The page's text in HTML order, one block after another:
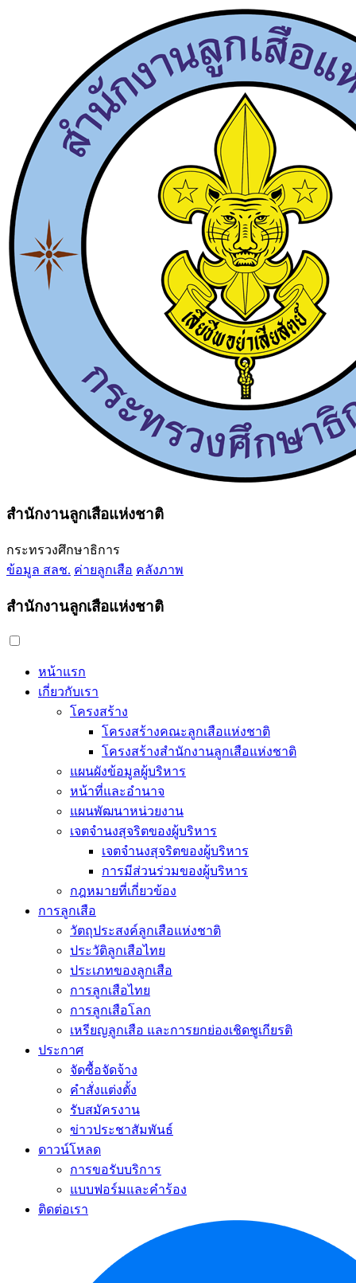
สำนักงานลูกเสือแห่งชาติ
กระทรวงศึกษาธิการ
ข้อมูล สลช. ค่ายลูกเสือ คลังภาพ
สำนักงานลูกเสือแห่งชาติ
หน้าแรก
เกี่ยวกับเรา
โครงสร้าง
โครงสร้างคณะลูกเสือแห่งชาติ
โครงสร้างสำนักงานลูกเสือแห่งชาติ
แผนผังข้อมูลผู้บริหาร
หน้าที่และอำนาจ
แผนพัฒนาหน่วยงาน
เจตจำนงสุจริตของผู้บริหาร
เจตจำนงสุจริตของผู้บริหาร
การมีส่วนร่วมของผู้บริหาร
กฎหมายที่เกี่ยวข้อง
การลูกเสือ
วัตถุประสงค์ลูกเสือแห่งชาติ
ประวัติลูกเสือไทย
ประเภทของลูกเสือ
การลูกเสือไทย
การลูกเสือโลก
เหรียญลูกเสือ และการยกย่องเชิดชูเกียรติ
ประกาศ
จัดซื้อจัดจ้าง
คำสั่งแต่งตั้ง
รับสมัครงาน
ข่าวประชาสัมพันธ์
ดาวน์โหลด
การขอรับบริการ
แบบฟอร์มและคำร้อง
ติดต่อเรา